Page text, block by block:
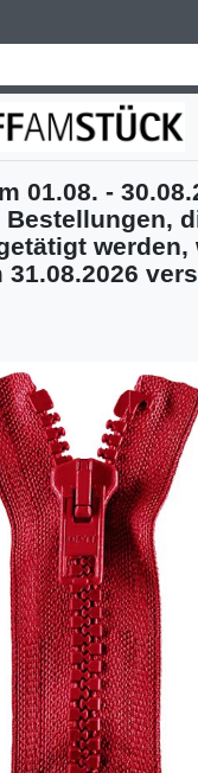
01.08. -
Bestellungen,
werden,
31.08.2026